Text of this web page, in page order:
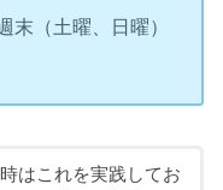
末（土曜、日曜）
はこれを実践してお